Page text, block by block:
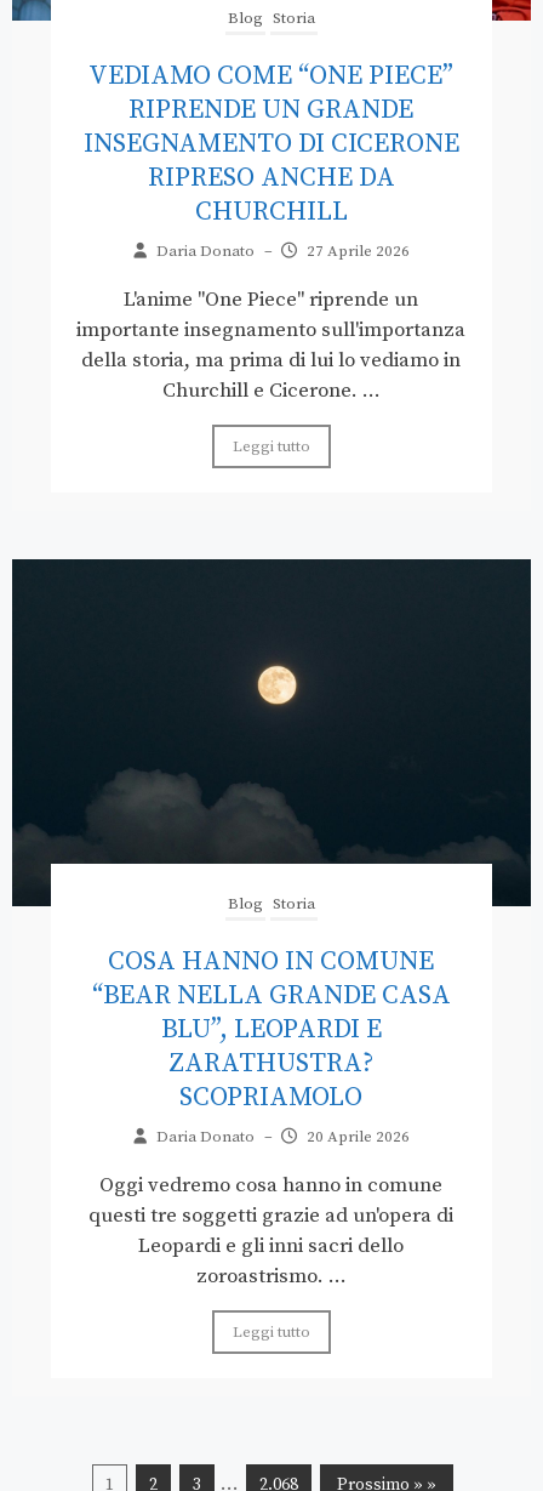
Blog Storia
VEDIAMO COME “ONE PIECE”
RIPRENDE UN GRANDE
INSEGNAMENTO DI CICERONE
RIPRESO ANCHE DA
CHURCHILL
Daria Donato – 27 Aprile 2026
L'anime "One Piece" riprende un
importante insegnamento sull'importanza
della storia, ma prima di lui lo vediamo in
Churchill e Cicerone. ...
Leggi tutto
Blog Storia
COSA HANNO IN COMUNE
“BEAR NELLA GRANDE CASA
BLU”, LEOPARDI E
ZARATHUSTRA?
SCOPRIAMOLO
Daria Donato – 20 Aprile 2026
Oggi vedremo cosa hanno in comune
questi tre soggetti grazie ad un'opera di
Leopardi e gli inni sacri dello
zoroastrismo. ...
Leggi tutto
1 2 3 … 2.068 Prossimo » »